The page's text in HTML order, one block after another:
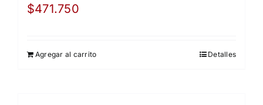
$471.750
Agregar al carrito Detalles